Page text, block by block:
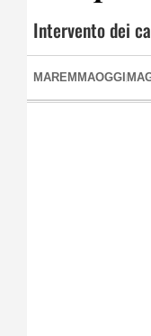
Intervento dei
MAREMMAOGGI